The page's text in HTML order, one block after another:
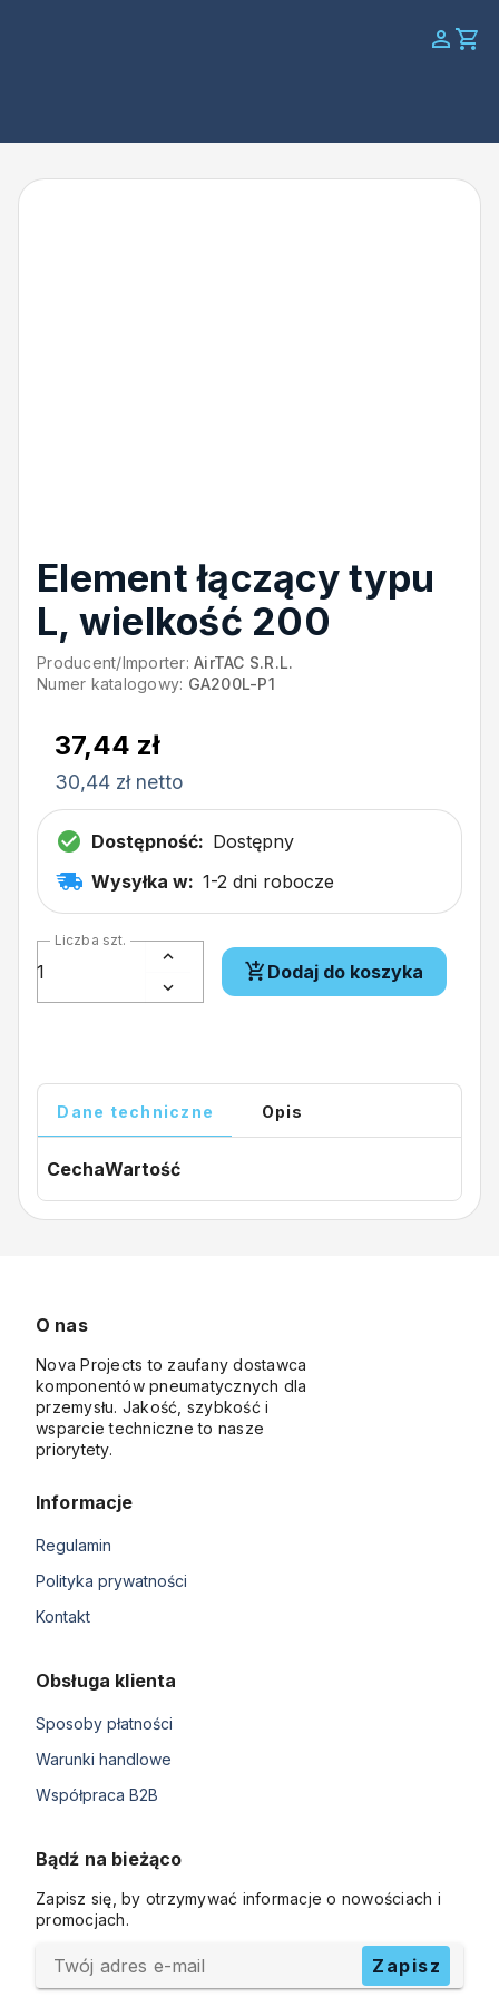
Element łączący typu
L, wielkość 200
Producent/Importer: AirTAC S.R.L.
Numer katalogowy: GA200L-P1
37,44 zł
30,44 zł netto
Dostępność: Dostępny
Wysyłka w: 1-2 dni robocze
Liczba szt.
Dodaj do koszyka
Dane techniczne Opis
CechaWartość
O nas
Nova Projects to zaufany dostawca
komponentów pneumatycznych dla
przemysłu. Jakość, szybkość i
wsparcie techniczne to nasze
priorytety.
Informacje
Regulamin
Polityka prywatności
Kontakt
Obsługa klienta
Sposoby płatności
Warunki handlowe
Współpraca B2B
Bądź na bieżąco
Zapisz się, by otrzymywać informacje o nowościach i
promocjach.
Twój adres e-mail Zapisz